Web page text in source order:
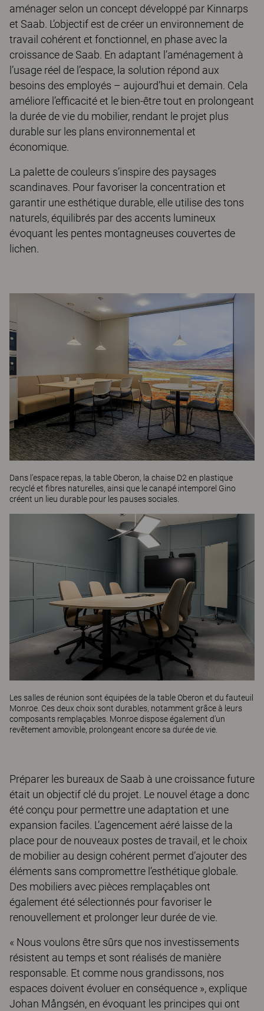
aménager selon un concept développé par Kinnarps
et Saab. L’objectif est de créer un environnement de
travail cohérent et fonctionnel, en phase avec la
croissance de Saab. En adaptant l’aménagement à
l’usage réel de l’espace, la solution répond aux
besoins des employés – aujourd’hui et demain. Cela
améliore l’efficacité et le bien-être tout en prolongeant
la durée de vie du mobilier, rendant le projet plus
durable sur les plans environnemental et
économique.
La palette de couleurs s’inspire des paysages
scandinaves. Pour favoriser la concentration et
garantir une esthétique durable, elle utilise des tons
naturels, équilibrés par des accents lumineux
évoquant les pentes montagneuses couvertes de
lichen.
Dans l’espace repas, la table Oberon, la chaise D2 en plastique
recyclé et fibres naturelles, ainsi que le canapé intemporel Gino
créent un lieu durable pour les pauses sociales.
Les salles de réunion sont équipées de la table Oberon et du fauteuil
Monroe. Ces deux choix sont durables, notamment grâce à leurs
composants remplaçables. Monroe dispose également d’un
revêtement amovible, prolongeant encore sa durée de vie.
Préparer les bureaux de Saab à une croissance future
était un objectif clé du projet. Le nouvel étage a donc
été conçu pour permettre une adaptation et une
expansion faciles. L’agencement aéré laisse de la
place pour de nouveaux postes de travail, et le choix
de mobilier au design cohérent permet d’ajouter des
éléments sans compromettre l’esthétique globale.
Des mobiliers avec pièces remplaçables ont
également été sélectionnés pour favoriser le
renouvellement et prolonger leur durée de vie.
« Nous voulons être sûrs que nos investissements
résistent au temps et sont réalisés de manière
responsable. Et comme nous grandissons, nos
espaces doivent évoluer en conséquence », explique
Johan Mångsén, en évoquant les principes qui ont